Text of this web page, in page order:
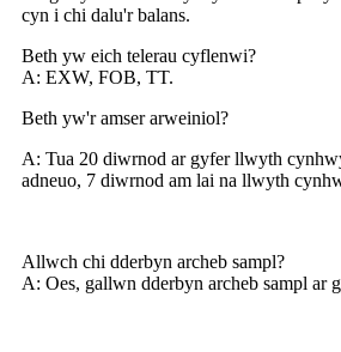
cyn i chi dalu'r balans.
Beth yw eich telerau cyflenwi?
A: EXW, FOB, TT.
Beth yw'r amser arweiniol?
A: Tua 20 diwrnod ar gyfer llwyth
adneuo, 7 diwrnod am lai na llwyth
Allwch chi dderbyn archeb sampl?
A: Oes, gallwn dderbyn archeb sampl ar